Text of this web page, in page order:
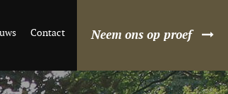
Contact Neem ons op proef